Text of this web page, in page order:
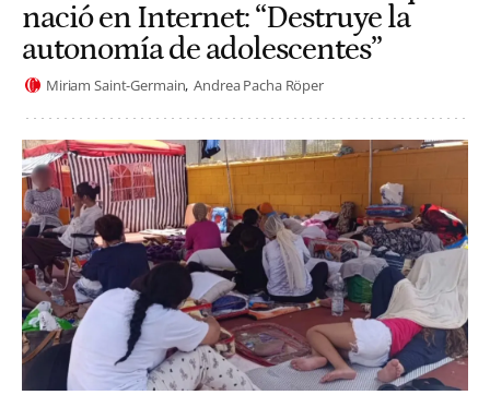
nació en Internet: “Destruye la
autonomía de adolescentes”
Miriam Saint-Germain Andrea Pacha Röper